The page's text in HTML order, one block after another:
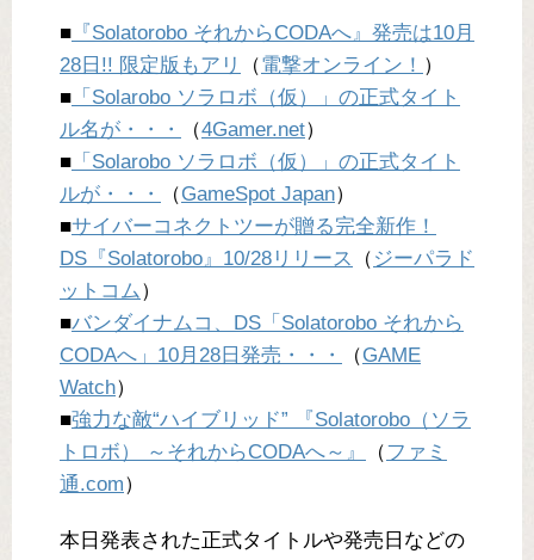
■ 『Solatorobo それからCODAへ』発売は10月
28日!! 限定版もアリ
（電撃オンライン！ ）
■ 「Solarobo ソラロボ（仮）」の正式タイト
ル名が・・・
（4Gamer.net）
■ 「Solarobo ソラロボ（仮）」の正式タイト
ルが・・・
（GameSpot Japan）
■サイバーコネクトツーが贈る完全新作！
DS『Solatorobo』10/28リリース
（ ジーパラド
ットコム）
■バンダイナムコ、DS「Solatorobo それから
CODAへ」10月28日発売・・・
（GAME
Watch）
■強力な敵“ハイブリッド” 『Solatorobo（ソラ
トロボ） ～それからCODAへ～』
（ファミ
通.com）
本日発表された正式タイトルや発売日などの